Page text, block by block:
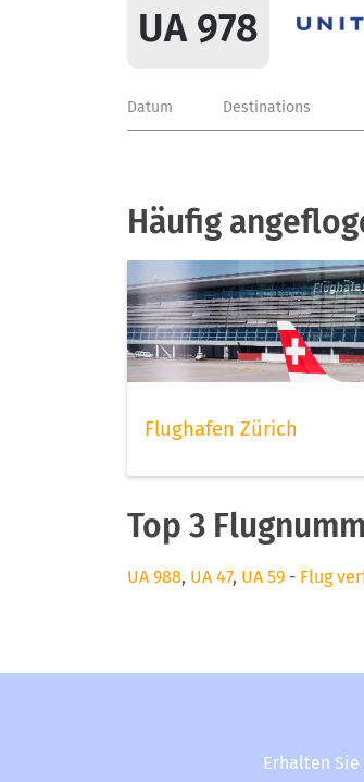
UA 978
Datum Destinations
Häufig
Flughafen Zürich
Top 3
UA 988, UA 47, UA 59 - Flug
Erhalten